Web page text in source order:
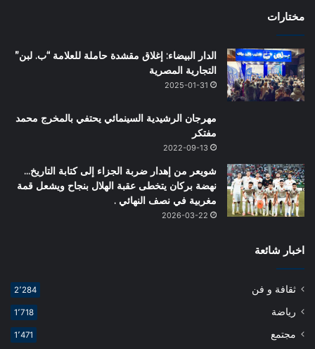
مختارات
الدار البيضاء: إغلاق مقشدة حاملة للعلامة “ب. لبن”
التجارية المصرية
2025-01-31
مهرجان الرشيدية السينمائي يحتفي بالمخرج محمد
مفتكر
2022-09-13
شويعر من إهدار ضربة الجزاء إلى كتابة التاريخ…
نهضة بركان يتخطى عقبة الهلال بنجاح ويشعل قمة
مغربية في نصف النهائي .
2026-03-22
اخبار شائعة
ثقافة و فن 2٬284
رياضة 1٬718
مجتمع 1٬471